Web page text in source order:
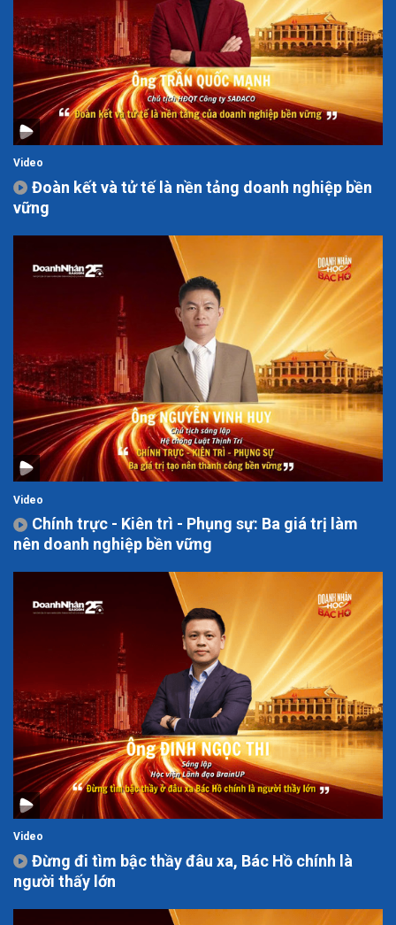
Video
Đoàn kết và tử tế là nền tảng doanh nghiệp bền
vững
Video
Chính trực - Kiên trì - Phụng sự: Ba giá trị làm
nên doanh nghiệp bền vững
Video
Đừng đi tìm bậc thầy đâu xa, Bác Hồ chính là
người thấy lớn